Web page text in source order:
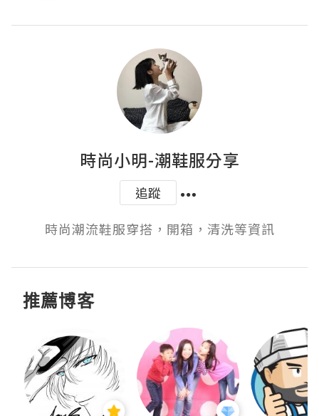
時尚小明-潮鞋服分享
追蹤
時尚潮流鞋服穿搭，開箱，清洗等資訊
推薦博客